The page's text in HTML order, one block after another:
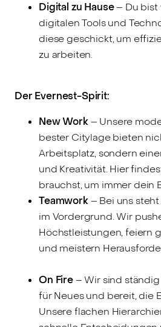
Digital zu Hause– Du bist
digitalen Tools und
diese geschickt, um
zu arbeiten.
Der Evernest-Spirit:
New Work– Unsere
bester Citylage bieten
Arbeitsplatz, sondern
und Kreativität. Hier
brauchst, um immer dein
Teamwork– Bei uns
im Vordergrund. Wir
Höchstleistungen, feiern
und meistern
On Fire– Wir sind
für Neues und bereit, die
Unsere flachen